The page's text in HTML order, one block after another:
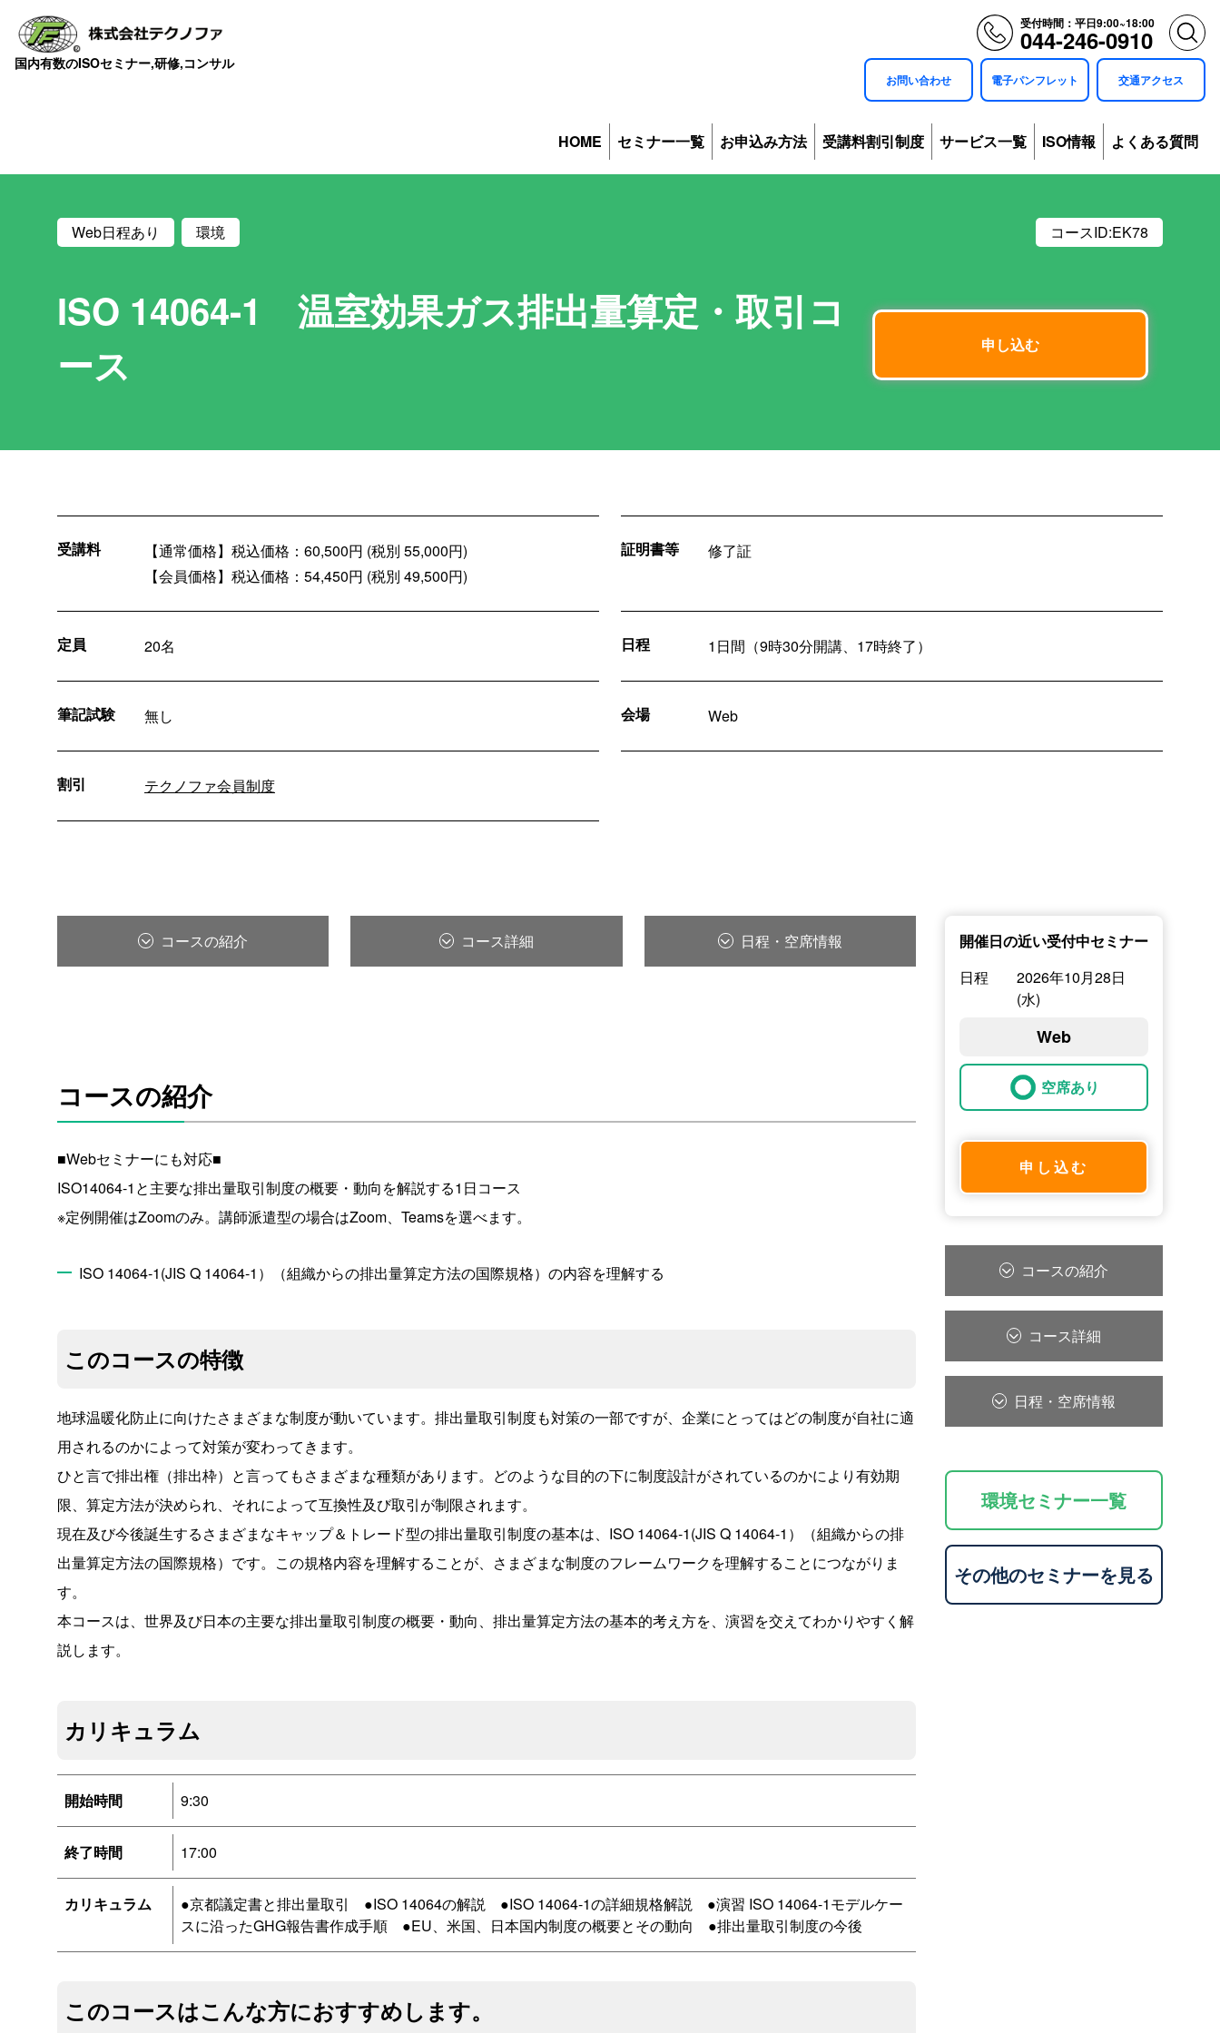
国内有数のISOセミナー,研修,コンサル
受付時間：平日9:00~18:00
044-246-0910
お問い合わせ 電子パンフレット 交通アクセス
HOME セミナー一覧 お申込み方法 受講料割引制度 サービス一覧 ISO情報 よくある質問
Web日程あり 環境 コースID:EK78
ISO 14064-1 温室効果ガス排出量算定・取引コ
ース
申し込む
受講料
【通常価格】税込価格：60,500円 (税別 55,000円)
【会員価格】税込価格：54,450円 (税別 49,500円)
証明書等 修了証
定員 20名 日程 1日間（9時30分開講、17時終了）
筆記試験 無し 会場 Web
割引 テクノファ会員制度
コースの紹介 コース詳細 日程・空席情報
コースの紹介
■Webセミナーにも対応■
ISO14064-1と主要な排出量取引制度の概要・動向を解説する1日コース
※定例開催はZoomのみ。講師派遣型の場合はZoom、Teamsを選べます。
ISO 14064-1(JIS Q 14064-1）（組織からの排出量算定方法の国際規格）の内容を理解する
このコースの特徴
地球温暖化防止に向けたさまざまな制度が動いています。排出量取引制度も対策の一部ですが、企業にとってはどの制度が自社に適
用されるのかによって対策が変わってきます。
ひと言で排出権（排出枠）と言ってもさまざまな種類があります。どのような目的の下に制度設計がされているのかにより有効期
限、算定方法が決められ、それによって互換性及び取引が制限されます。
現在及び今後誕生するさまざまなキャップ＆トレード型の排出量取引制度の基本は、ISO 14064-1(JIS Q 14064-1）（組織からの排
出量算定方法の国際規格）です。この規格内容を理解することが、さまざまな制度のフレームワークを理解することにつながりま
す。
本コースは、世界及び日本の主要な排出量取引制度の概要・動向、排出量算定方法の基本的考え方を、演習を交えてわかりやすく解
説します。
カリキュラム
開始時間 9:30
終了時間 17:00
カリキュラム
●京都議定書と排出量取引 ●ISO 14064の解説 ●ISO 14064-1の詳細規格解説 ●演習 ISO 14064-1モデルケー
スに沿ったGHG報告書作成手順 ●EU、米国、日本国内制度の概要とその動向 ●排出量取引制度の今後
このコースはこんな方におすすめします。
開催日の近い受付中セミナー
日程
2026年10月28日
(水)
Web
空席あり
申し込む
コースの紹介
コース詳細
日程・空席情報
環境セミナー一覧
その他のセミナーを見る